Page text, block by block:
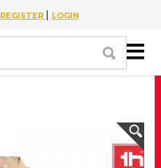
REGISTER | LOGIN